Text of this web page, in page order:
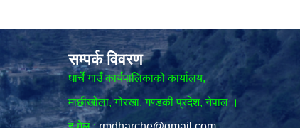
सम्पर्क विवरण
धार्चे गाउँ कार्यपालिकाको कार्यालय,
माछीखोला, गोरखा, गण्डकी प्रदेश, नेपाल ।